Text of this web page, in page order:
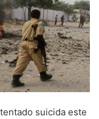
suicida este